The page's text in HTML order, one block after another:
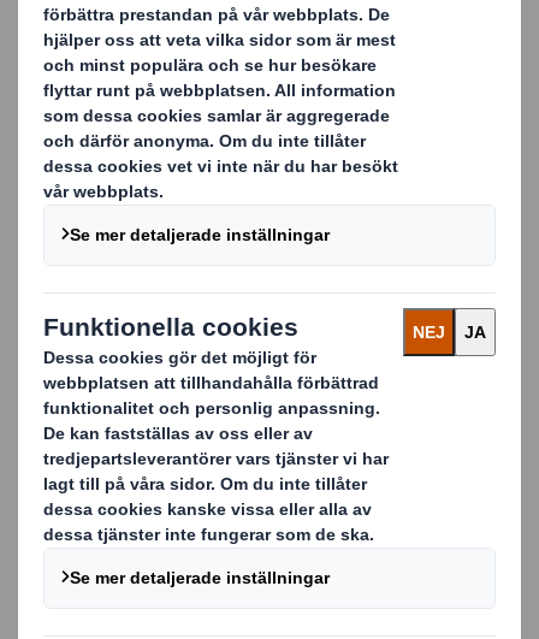
Vi har allt som gör din inpackning snabb, smidig,
säker, ergonomisk och hållbar - både för miljön och
människan.
Till höger ser du några exempel på vad vi
tillhandahåller.
• Hela koncept för packplats
• Material för skydd och stötdämpning
• Förslutningsmaterial som tejp, m.m.